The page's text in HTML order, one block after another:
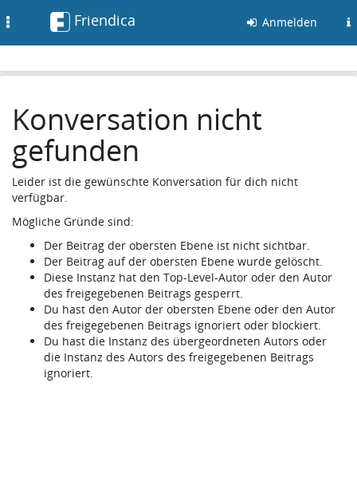
Friendica Anmelden
Konversation nicht
gefunden
Leider ist die gewünschte Konversation für dich nicht
verfügbar.
Mögliche Gründe sind:
Der Beitrag der obersten Ebene ist nicht sichtbar.
Der Beitrag auf der obersten Ebene wurde gelöscht.
Diese Instanz hat den Top-Level-Autor oder den Autor
des freigegebenen Beitrags gesperrt.
Du hast den Autor der obersten Ebene oder den Autor
des freigegebenen Beitrags ignoriert oder blockiert.
Du hast die Instanz des übergeordneten Autors oder
die Instanz des Autors des freigegebenen Beitrags
ignoriert.